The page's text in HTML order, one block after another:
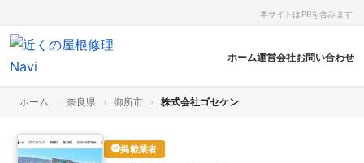
本サイトはPRを含みます
ホーム運営会社お問い合わせ
ホーム › 奈良県 › 御所市 › 株式会社ゴセケン
掲載業者